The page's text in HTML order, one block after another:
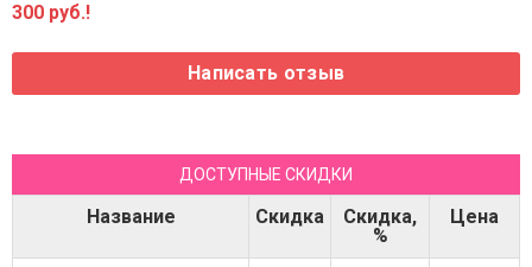
300 руб.!
ДОСТУПНЫЕ СКИДКИ
Название Скидка
Скидка,
%
Цена